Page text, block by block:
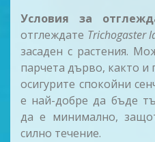
Условия за
отглеждате Trichogaster
засаден с растения.
парчета дърво, както и
осигурите спокойни
е най-добре да бъде
да е минимално,
силно течение.